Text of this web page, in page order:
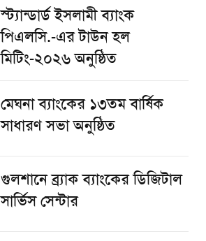
স্ট্যান্ডার্ড ইসলামী ব্যাংক
পিএলসি.-এর টাউন হল
মিটিং-২০২৬ অনুষ্ঠিত
মেঘনা ব্যাংকের ১৩তম বার্ষিক
সাধারণ সভা অনুষ্ঠিত
গুলশানে ব্র্যাক ব্যাংকের ডিজিটাল
সার্ভিস সেন্টার